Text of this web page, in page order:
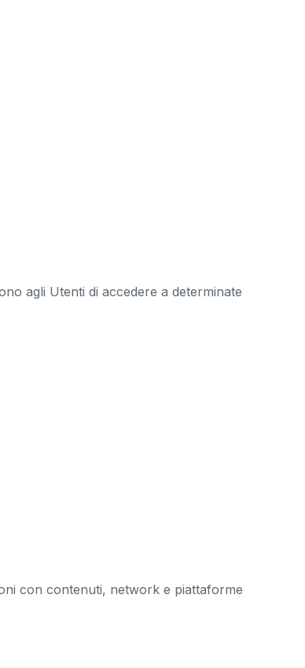
agli Utenti di accedere a determinate
con contenuti, network e piattaforme